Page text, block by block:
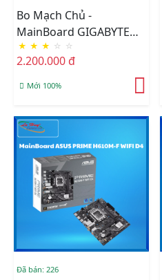
Bo Mạch Chủ -
MainBoard GIGABYTE
B550M K AM4
★ ★ ★ ☆ ☆
2.200.000 đ
Mới 100%
Đã bán: 226